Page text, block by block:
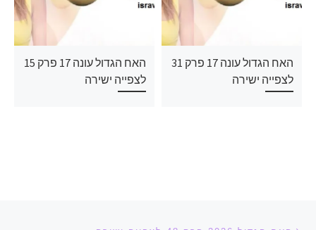
האח הגדול עונה 17 פרק 15
לצפייה ישירה
האח הגדול עונה 17 פרק 31
לצפייה ישירה